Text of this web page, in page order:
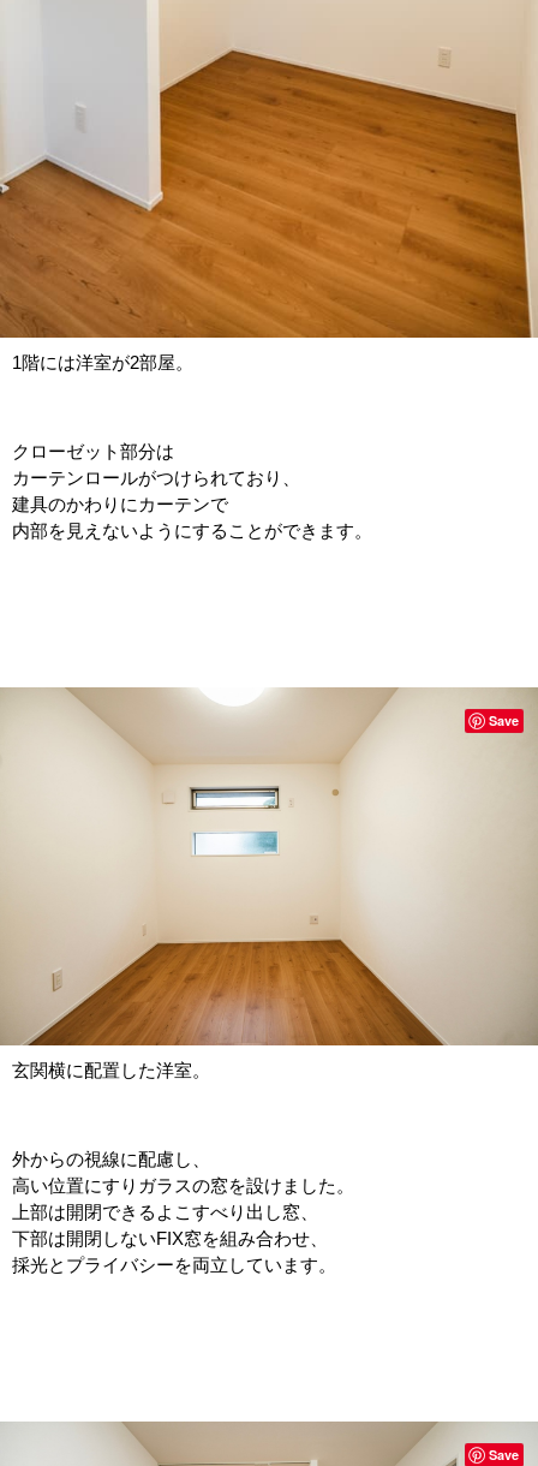
1階には洋室が2部屋。
クローゼット部分は
カーテンロールがつけられており、
建具のかわりにカーテンで
内部を見えないようにすることができます。
玄関横に配置した洋室。
外からの視線に配慮し、
高い位置にすりガラスの窓を設けました。
上部は開閉できるよこすべり出し窓、
下部は開閉しないFIX窓を組み合わせ、
採光とプライバシーを両立しています。
Save
Save